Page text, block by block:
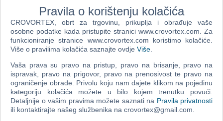
Popularno
Tragač - produljena verzija (Pathfinder Blu-Ray)
Plava Munja (Blue Streak Blu-Ray)
Blu-Ray)
Mumija: Grobnica Zmajskog Cara (The Mummy: Tomb Of
The Dragon Emperor Blu-Ray)
Tražen (Wanted Blu-Ray)
Pravila o korištenju kolačića
CROVORTEX, obrt za trgovinu, prikuplja i obrađuje vaše
osobne podatke kada pristupite stranici www.crovortex.com. Za
funkcioniranje stranice www.crovortex.com koristimo kolačiće.
Više o pravilima kolačića saznajte ovdje Više
Vaša prava su pravo na pristup, pravo na brisanje, pravo na
ispravak, pravo na prigovor, pravo na prenosivost te pravo na
ograničenje obrade. Privolu koju nam dajete klikom na pojedinu
kategoriju kolačića možete u bilo kojem trenutku povući.
Detaljnije o vašim pravima možete saznati na Pravila privatnosti
ili kontaktirajte našeg službenika na crovortex@gmail.com.